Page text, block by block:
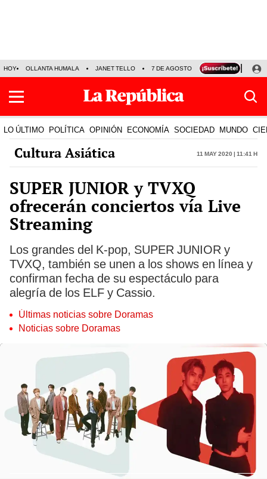
HOY OLLANTA HUMALA JANET TELLO 7 DE AGOSTO TINKA RESULTADOS
LO ÚLTIMO POLÍTICA OPINIÓN ECONOMÍA SOCIEDAD MUNDO
Cultura Asiática 11 May 2020 | 11:41 h
SUPER JUNIOR y TVXQ
ofrecerán conciertos vía Live
Streaming
Los grandes del K-pop, SUPER JUNIOR y
TVXQ, también se unen a los shows en línea y
confirman fecha de su espectáculo para
alegría de los ELF y Cassio.
Últimas noticias sobre Doramas
Noticias sobre Doramas